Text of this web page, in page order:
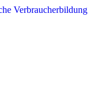
Verbraucherbildung